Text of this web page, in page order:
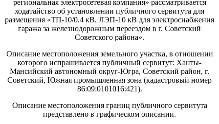
региональная электросетевая компания» рассматривается
ходатайство об установлении публичного сервитута для
размещения «ТП-10/0,4 кВ, ЛЭП-10 кВ для электроснабжения
гаража за железнодорожным переездом в г. Советский
Советского района».
Описание местоположения земельного участка, в отношении
которого испрашивается публичный сервитут: Ханты-
Мансийский автономный округ-Югра, Советский район, г.
Советский, Южная промышленная зона (кадастровый номер
86:09:0101016:421).
Описание местоположения границ публичного сервитута
представлено в графическом описании.